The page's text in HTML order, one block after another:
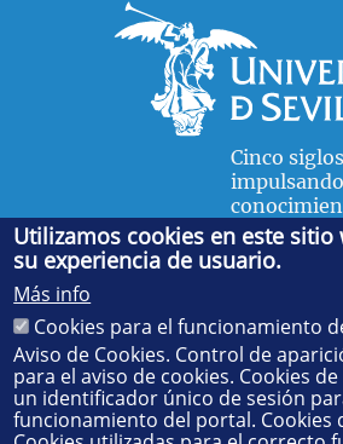
Cinco siglos
FACULTAD DE FÍSICA
Avda. de la Reina Mercedes, s/n.
55 28 91. Administración:
Secretaría:jsecfisi@us.es-
Utilizamos cookies en este
su experiencia de usuario.
Más info
Cookies para el funcionamiento
Aviso de Cookies. Control de
para el aviso de cookies. Cookies
un identificador único de sesión
funcionamiento del portal. Cookies